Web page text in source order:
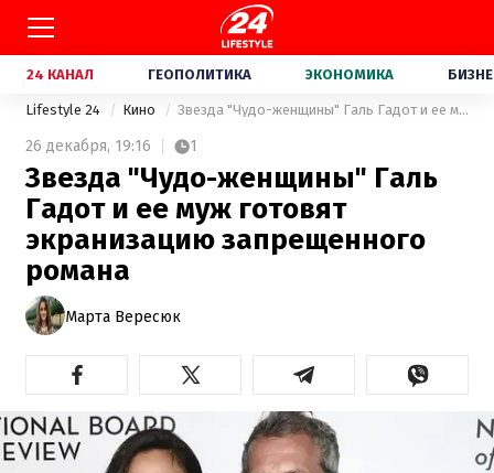
24 КАНАЛ ГЕОПОЛИТИКА ЭКОНОМИКА
Lifestyle 24 Кино Звезда "Чудо-женщины" Галь Гадот и ее муж готовят экранизацию запрещенного романа
26 декабря, 19:16 1
Звезда "Чудо-женщины" Галь
Гадот и ее муж готовят
экранизацию запрещенного
романа
Марта Вересюк